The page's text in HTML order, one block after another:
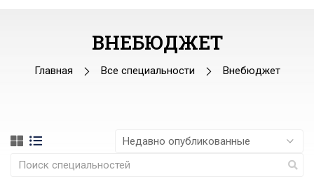
ВНЕБЮДЖЕТ
Главная Все специальности Внебюджет